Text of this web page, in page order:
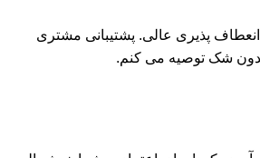
پذیری عالی. پشتیبانی مشتری
شک توصیه می کنم.